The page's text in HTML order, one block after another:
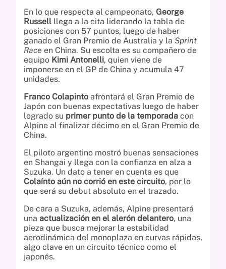
En lo que respecta al campeonato, George
Russell llega a la cita liderando la tabla de
posiciones con 57 puntos, luego de haber
ganado el Gran Premio de Australia y la Sprint
Race en China. Su escolta es su compañero de
equipo Kimi Antonelli, quien viene de
imponerse en el GP de China y acumula 47
unidades.
Franco Colapinto afrontará el Gran Premio de
Japón con buenas expectativas luego de haber
logrado su primer punto de la temporada con
Alpine al finalizar décimo en el Gran Premio de
China.
El piloto argentino mostró buenas sensaciones
en Shangai y llega con la confianza en alza a
Suzuka. Un dato a tener en cuenta es que
Colaínto aún no corrió en este circuito, por lo
que será su debut absoluto en el trazado.
De cara a Suzuka, además, Alpine presentará
una actualización en el alerón delantero, una
pieza que busca mejorar la estabilidad
aerodinámica del monoplaza en curvas rápidas,
algo clave en un circuito técnico como el
japonés.